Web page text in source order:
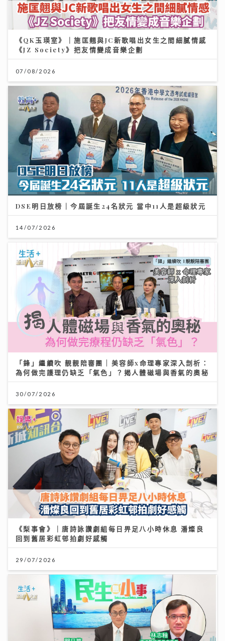
《QK玉瑛室》｜施匡翹與JC新歌唱出女生之間細膩情感
《JZ Society》把友情變成音樂企劃
07/08/2026
DSE明日放榜｜今屆誕生24名狀元 當中11人是超級狀元
14/07/2026
「鋒」繼續吹 靚靚陪審團 | 美容師x命理專家深入剖析：
為何做完護理仍缺乏「氣色」？揭人體磁場與香氣的奧秘
30/07/2026
《梨事會》｜唐詩詠讚劇組每日畀足八小時休息 潘燦良
回到舊居彩虹邨拍劇好感觸
29/07/2026